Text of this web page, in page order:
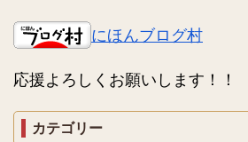
にほんブログ村
応援よろしくお願いします！！
カテゴリー